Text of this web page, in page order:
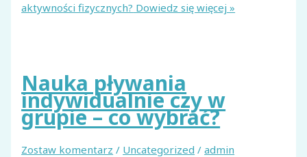
aktywności fizycznych? Dowiedz się więcej »
Nauka pływania
indywidualnie czy w
grupie – co wybrać?
Zostaw komentarz / Uncategorized /admin